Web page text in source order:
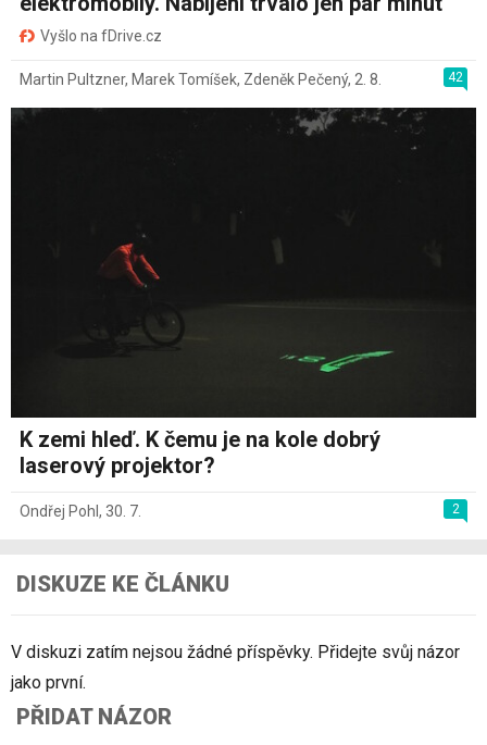
Vyšlo na fDrive.cz
42
Martin Pultzner, Marek Tomíšek, Zdeněk Pečený, 2. 8.
K zemi hleď. K čemu je na kole dobrý
laserový projektor?
2
Ondřej Pohl , 30. 7.
DISKUZE KE ČLÁNKU
V diskuzi zatím nejsou žádné příspěvky. Přidejte svůj názor
jako první.
PŘIDAT NÁZOR